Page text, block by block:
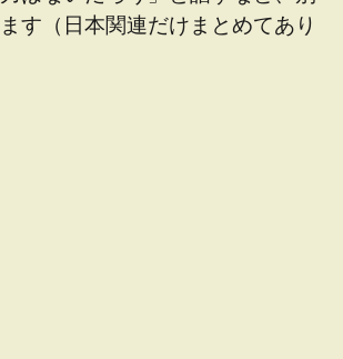
す（日本関連だけまとめてあり